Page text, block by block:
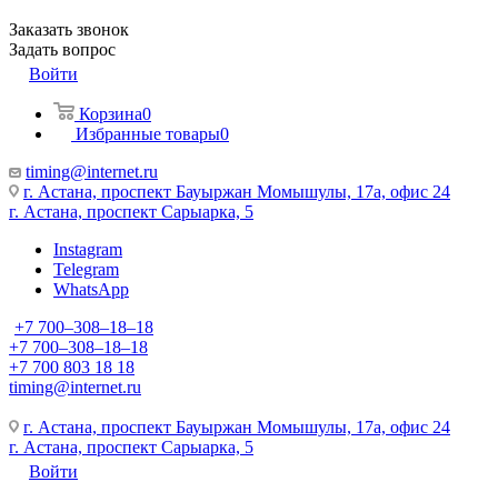
Заказать звонок
Задать вопрос
Войти
Корзина0
Избранные товары0
timing@internet.ru
г. Астана, проспект Бауыржан Момышулы, 17а, офис 24
г. Астана, проспект Сарыарка, 5
Instagram
Telegram
WhatsApp
+7 700‒308‒18‒18
+7 700‒308‒18‒18
+7 700 803 18 18
timing@internet.ru
г. Астана, проспект Бауыржан Момышулы, 17а, офис 24
г. Астана, проспект Сарыарка, 5
Войти